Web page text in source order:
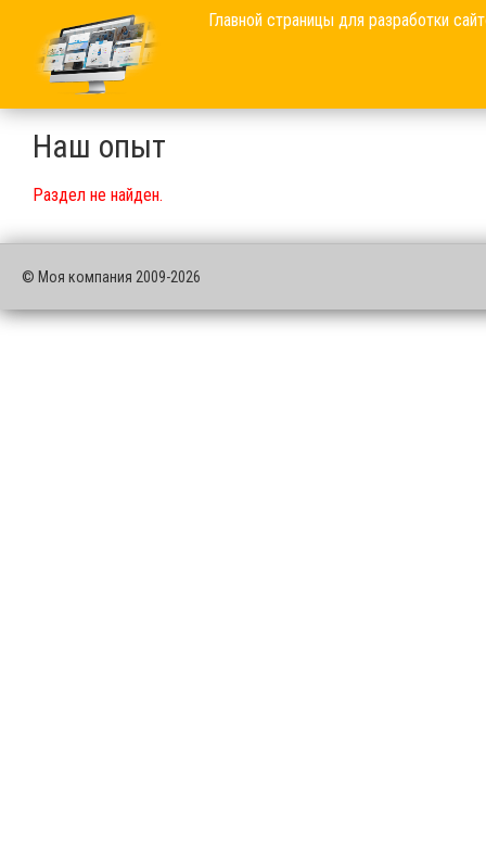
Главной страницы для разработки
Наш опыт
Раздел не найден.
© Моя компания 2009-2026